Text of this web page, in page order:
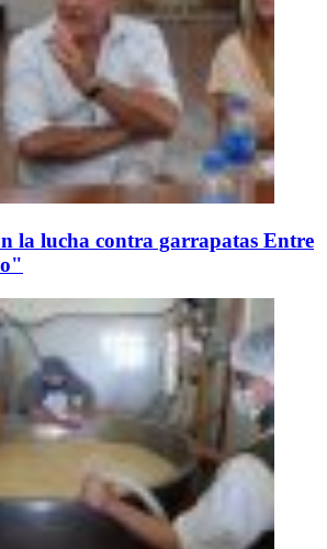
la lucha contra garrapatas Entre